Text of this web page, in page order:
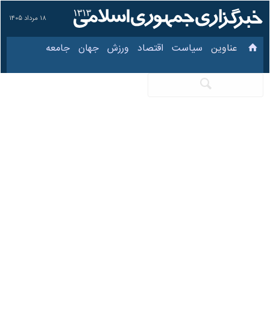
۱۸ مرداد ۱۴۰۵
عناوین‌ سیاست اقتصاد ورزش جهان جامعه